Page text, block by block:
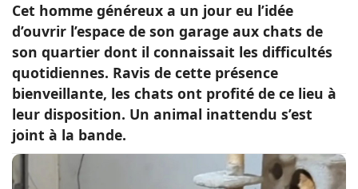
Tops
Sauvetages
Conso
Cet homme généreux a un jour eu l’idée
d’ouvrir l’espace de son garage aux chats de
son quartier dont il connaissait les difficultés
quotidiennes. Ravis de cette présence
bienveillante, les chats ont profité de ce lieu à
leur disposition. Un animal inattendu s’est
joint à la bande.